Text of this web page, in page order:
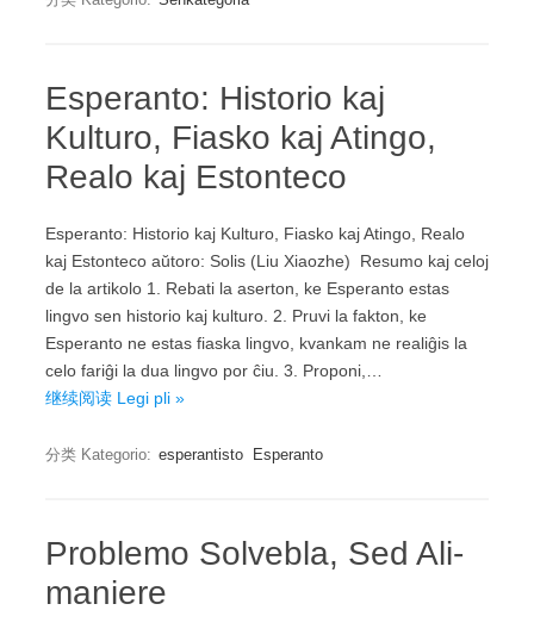
Esperanto: Historio kaj
Kulturo, Fiasko kaj Atingo,
Realo kaj Estonteco
Esperanto: Historio kaj Kulturo, Fiasko kaj Atingo, Realo
kaj Estonteco aŭtoro: Solis (Liu Xiaozhe) Resumo kaj celoj
de la artikolo 1. Rebati la aserton, ke Esperanto estas
lingvo sen historio kaj kulturo. 2. Pruvi la fakton, ke
Esperanto ne estas fiaska lingvo, kvankam ne realiĝis la
celo fariĝi la dua lingvo por ĉiu. 3. Proponi,…
继续阅读 Legi pli »
分类 Kategorio: esperantisto Esperanto
Problemo Solvebla, Sed Ali-
maniere